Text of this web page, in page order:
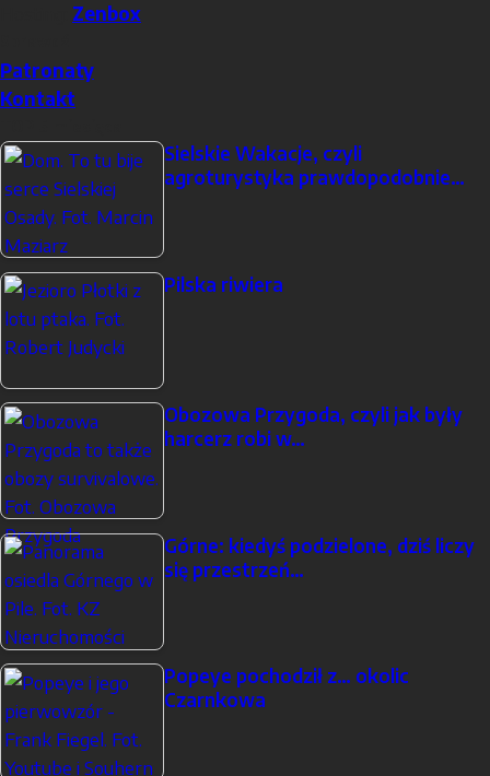
Zenbox
Patronaty
Kontakt
Sielskie Wakacje, czyli
agroturystyka prawdopodobnie…
Pilska riwiera
Obozowa Przygoda, czyli jak były
harcerz robi w…
Górne: kiedyś podzielone, dziś liczy
się przestrzeń…
Popeye pochodził z… okolic
Czarnkowa